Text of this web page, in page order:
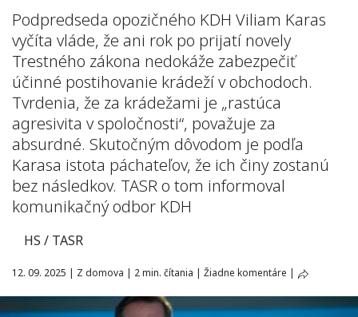
Podpredseda opozičného KDH Viliam Karas
vyčíta vláde, že ani rok po prijatí novely
Trestného zákona nedokáže zabezpečiť
účinné postihovanie krádeží v obchodoch.
Tvrdenia, že za krádežami je „rastúca
agresivita v spoločnosti“, považuje za
absurdné. Skutočným dôvodom je podľa
Karasa istota páchateľov, že ich činy zostanú
bez následkov. TASR o tom informoval
komunikačný odbor KDH
HS / TASR
12. 09. 2025 | Z domova | 2 min. čítania | Žiadne komentáre |